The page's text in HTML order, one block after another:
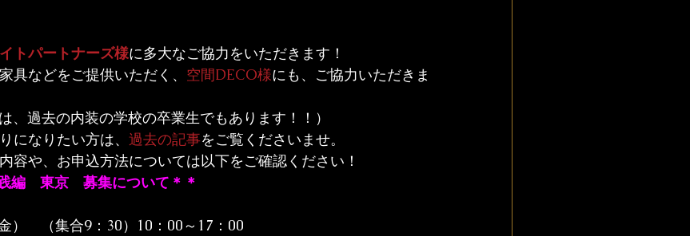
トパートナーズ様に多大なご協力をいただきます！
具などをご提供いただく、 空間DECO様にも、ご協力いただきま
、過去の内装の学校の卒業生でもあります！！）
になりたい方は、 過去の記事をご覧くださいませ。
容や、お申込方法については以下をご確認ください！
編　東京　募集について＊＊
）　（集合9：30）10：00～17：00